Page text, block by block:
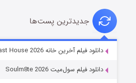
خاندان اژدها فصل ۳
جدیدترین پست‌ها
دانلود فیلم آخرین خانه The Last House 2026
دانلود فیلم سول‌میت Soulm8te 2026